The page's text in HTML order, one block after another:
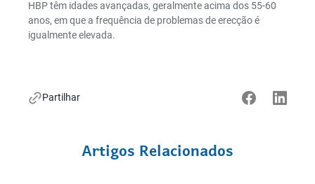
Partilhar
HBP têm idades avançadas, geralmente acima dos 55-60
anos, em que a frequência de problemas de erecção é
igualmente elevada.
Artigos Relacionados